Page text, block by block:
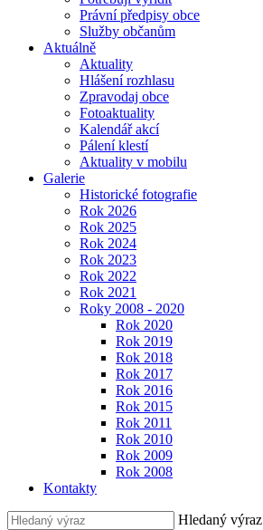
Právní předpisy obce
Služby občanům
Aktuálně
Aktuality
Hlášení rozhlasu
Zpravodaj obce
Fotoaktuality
Kalendář akcí
Pálení klestí
Aktuality v mobilu
Galerie
Historické fotografie
Rok 2026
Rok 2025
Rok 2024
Rok 2023
Rok 2022
Rok 2021
Roky 2008 - 2020
Rok 2020
Rok 2019
Rok 2018
Rok 2017
Rok 2016
Rok 2015
Rok 2011
Rok 2010
Rok 2009
Rok 2008
Kontakty
Hledaný výraz